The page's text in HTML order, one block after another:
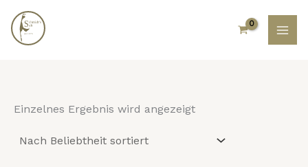
Zum
Inhalt
springen
Einzelnes Ergebnis wird angezeigt